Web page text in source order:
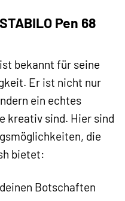
Pen 68
ist bekannt für seine
Er ist nicht nur
ein echtes
kreativ sind. Hier sind
die
bietet:
Botschaften